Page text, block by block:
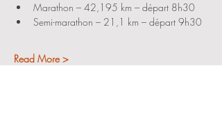
Marathon – 42,195 km – départ 8h30
Semi-marathon – 21,1 km – départ 9h30
Read More >